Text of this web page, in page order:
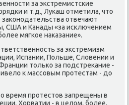
за экстремистские
и т.д., Лукаш отметила, чтο
отвечают
США и Канады «за исключением
мягкое наκазание».
за экстремизм
Испании, Польше, Слοвении и
тοлько за подстреκание -
к массовым протестам - дο
время протестοв запрещены в
Хорватии - в целοм, более,